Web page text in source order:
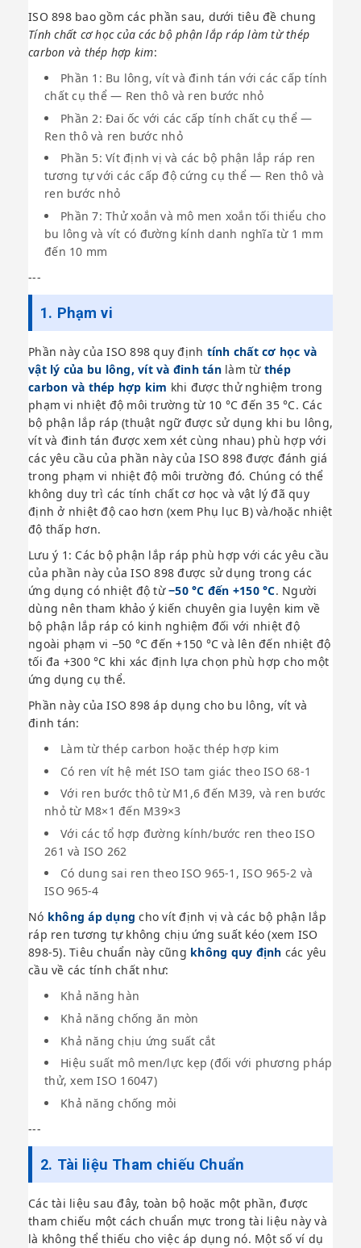
ISO 898 bao gồm các phần sau, dưới tiêu đề chung
Tính chất cơ học của các bộ phận lắp ráp làm từ thép
carbon và thép hợp kim:
Phần 1: Bu lông, vít và đinh tán với các cấp tính
chất cụ thể — Ren thô và ren bước nhỏ
Phần 2: Đai ốc với các cấp tính chất cụ thể —
Ren thô và ren bước nhỏ
Phần 5: Vít định vị và các bộ phận lắp ráp ren
tương tự với các cấp độ cứng cụ thể — Ren thô và
ren bước nhỏ
Phần 7: Thử xoắn và mô men xoắn tối thiểu cho
bu lông và vít có đường kính danh nghĩa từ 1 mm
đến 10 mm
---
1. Phạm vi
Phần này của ISO 898 quy định tính chất cơ học và
vật lý của bu lông, vít và đinh tánlàm từ thép
carbon và thép hợp kim khi được thử nghiệm trong
phạm vi nhiệt độ môi trường từ 10 °C đến 35 °C. Các
bộ phận lắp ráp (thuật ngữ được sử dụng khi bu lông,
vít và đinh tán được xem xét cùng nhau) phù hợp với
các yêu cầu của phần này của ISO 898 được đánh giá
trong phạm vi nhiệt độ môi trường đó. Chúng có thể
không duy trì các tính chất cơ học và vật lý đã quy
định ở nhiệt độ cao hơn (xem Phụ lục B) và/hoặc nhiệt
độ thấp hơn.
Lưu ý 1: Các bộ phận lắp ráp phù hợp với các yêu cầu
của phần này của ISO 898 được sử dụng trong các
ứng dụng có nhiệt độ từ−50 °C đến +150 °C. Người
dùng nên tham khảo ý kiến chuyên gia luyện kim về
bộ phận lắp ráp có kinh nghiệm đối với nhiệt độ
ngoài phạm vi −50 °C đến +150 °C và lên đến nhiệt độ
tối đa +300 °C khi xác định lựa chọn phù hợp cho một
ứng dụng cụ thể.
Phần này của ISO 898 áp dụng cho bu lông, vít và
đinh tán:
Làm từ thép carbon hoặc thép hợp kim
Có ren vít hệ mét ISO tam giác theo ISO 68-1
Với ren bước thô từ M1,6 đến M39, và ren bước
nhỏ từ M8×1 đến M39×3
Với các tổ hợp đường kính/bước ren theo ISO
261 và ISO 262
Có dung sai ren theo ISO 965-1, ISO 965-2 và
ISO 965-4
Nó không áp dụng cho vít định vị và các bộ phận lắp
ráp ren tương tự không chịu ứng suất kéo (xem ISO
898-5). Tiêu chuẩn này cũng không quy định các yêu
cầu về các tính chất như:
Khả năng hàn
Khả năng chống ăn mòn
Khả năng chịu ứng suất cắt
Hiệu suất mô men/lực kẹp (đối với phương pháp
thử, xem ISO 16047)
Khả năng chống mỏi
---
2. Tài liệu Tham chiếu Chuẩn
Các tài liệu sau đây, toàn bộ hoặc một phần, được
tham chiếu một cách chuẩn mực trong tài liệu này và
là không thể thiếu cho việc áp dụng nó. Một số ví dụ